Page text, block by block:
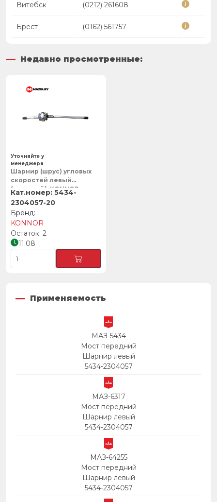
Витебск (0212) 261608
Брест (0162) 561757
Недавно просмотренные:
Шарнир (шрус) угловых
скоростей левый
(длинный), KONNOR
5434-
2304057-20
KONNOR
2
11.08
Уточняйте у
менеджера
Применяемость
МАЗ-5434
Мост передний
Шарнир левый
5434-2304057
МАЗ-6317
Мост передний
Шарнир левый
5434-2304057
МАЗ-64255
Мост передний
Шарнир левый
5434-2304057